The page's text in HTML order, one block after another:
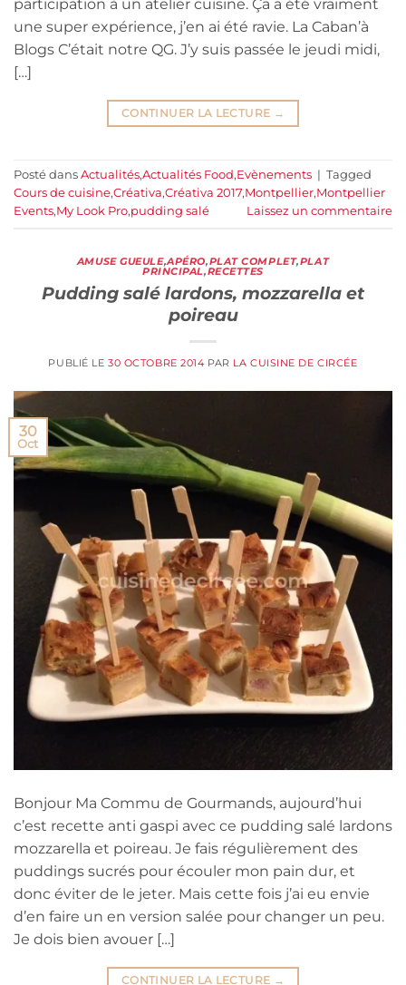
participation à un atelier cuisine. Ça a été vraiment
une super expérience, j’en ai été ravie. La Caban’à
Blogs C’était notre QG. J’y suis passée le jeudi midi,
[…]
CONTINUER LA LECTURE →
Posté dans Actualités,Actualités Food,Evènements | Tagged
Cours de cuisine,Créativa,Créativa 2017,Montpellier,Montpellier
Events,My Look Pro,pudding salé Laissez un commentaire
AMUSE GUEULE,APÉRO,PLAT COMPLET,PLAT
PRINCIPAL,RECETTES
Pudding salé lardons, mozzarella et
poireau
PUBLIÉ LE30 OCTOBRE 2014 PAR LA CUISINE DE CIRCÉE
30
Oct
Bonjour Ma Commu de Gourmands, aujourd’hui
c’est recette anti gaspi avec ce pudding salé lardons
mozzarella et poireau. Je fais régulièrement des
puddings sucrés pour écouler mon pain dur, et
donc éviter de le jeter. Mais cette fois j’ai eu envie
d’en faire un en version salée pour changer un peu.
Je dois bien avouer […]
CONTINUER LA LECTURE →